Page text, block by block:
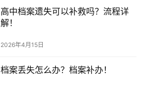
高中档案遗失可以补救吗？流程详
解！
2026年4月15日
档案丢失怎么办？档案补办！